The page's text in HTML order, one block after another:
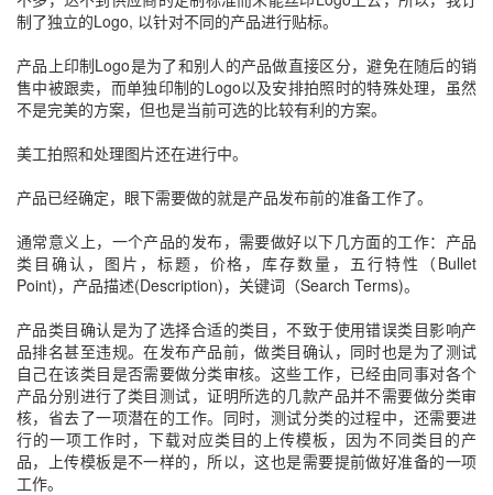
制了独立的Logo, 以针对不同的产品进行贴标。
产品上印制Logo是为了和别人的产品做直接区分，避免在随后的销
售中被跟卖，而单独印制的Logo以及安排拍照时的特殊处理，虽然
不是完美的方案，但也是当前可选的比较有利的方案。
美工拍照和处理图片还在进行中。
产品已经确定，眼下需要做的就是产品发布前的准备工作了。
通常意义上，一个产品的发布，需要做好以下几方面的工作：产品
类目确认，图片，标题，价格，库存数量，五行特性（ Bullet
Point)，产品描述(Description)，关键词（Search Terms)。
产品类目确认是为了选择合适的类目，不致于使用错误类目影响产
品排名甚至违规。在发布产品前，做类目确认，同时也是为了测试
自己在该类目是否需要做分类审核。这些工作，已经由同事对各个
产品分别进行了类目测试，证明所选的几款产品并不需要做分类审
核，省去了一项潜在的工作。同时，测试分类的过程中，还需要进
行的一项工作时，下载对应类目的上传模板，因为不同类目的产
品，上传模板是不一样的，所以，这也是需要提前做好准备的一项
工作。